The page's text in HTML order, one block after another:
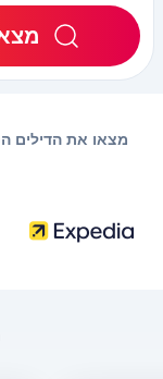
מצאו את הדילים